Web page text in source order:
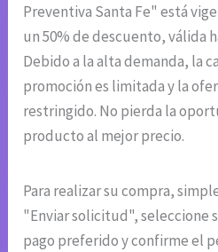
Preventiva Santa Fe" está
un 50% de descuento, válida
Debido a la alta demanda, la
promoción es limitada y la
restringido. No pierda la
producto al mejor precio.
Para realizar su compra,
"Enviar solicitud", seleccione
pago preferido y confirme el